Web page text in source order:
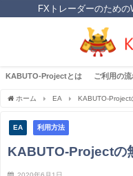
FXトレーダーのため
KABUTO-Projectとは ご利用の流
ホーム EA KABUTO-Project
EA 利用方法
KABUTO-Projectの